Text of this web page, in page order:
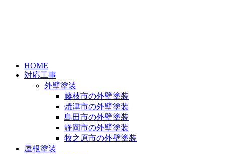
HOME
対応工事
外壁塗装
藤枝市の外壁塗装
焼津市の外壁塗装
島田市の外壁塗装
静岡市の外壁塗装
牧之原市の外壁塗装
屋根塗装